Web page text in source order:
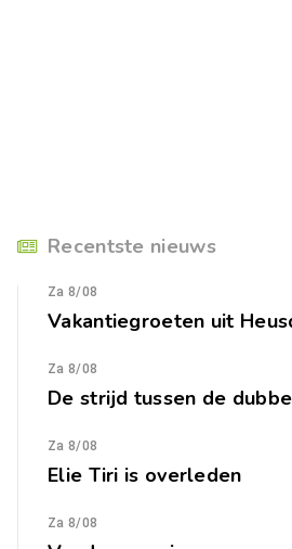
Recentste nieuws
Za 8/08
Vakantiegroeten uit
Za 8/08
De strijd tussen de
Za 8/08
Elie Tiri is overleden
Za 8/08